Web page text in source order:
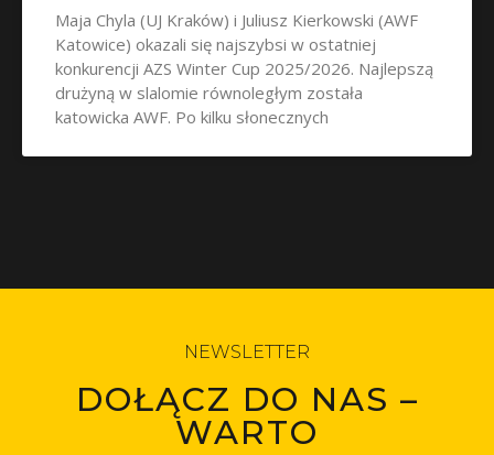
Maja Chyla (UJ Kraków) i Juliusz Kierkowski (AWF
Katowice) okazali się najszybsi w ostatniej
konkurencji AZS Winter Cup 2025/2026. Najlepszą
drużyną w slalomie równoległym została
katowicka AWF. Po kilku słonecznych
NEWSLETTER
DOŁĄCZ DO NAS –
WARTO